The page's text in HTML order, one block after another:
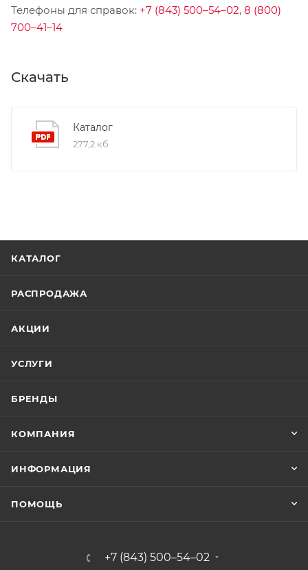
Телефоны для справок: +7 (843) 500–54–02, 8 (800)
700–41–14
Скачать
Каталог
277,2 кб
КАТАЛОГ
РАСПРОДАЖА
АКЦИИ
УСЛУГИ
БРЕНДЫ
КОМПАНИЯ
ИНФОРМАЦИЯ
ПОМОЩЬ
+7 (843) 500–54–02